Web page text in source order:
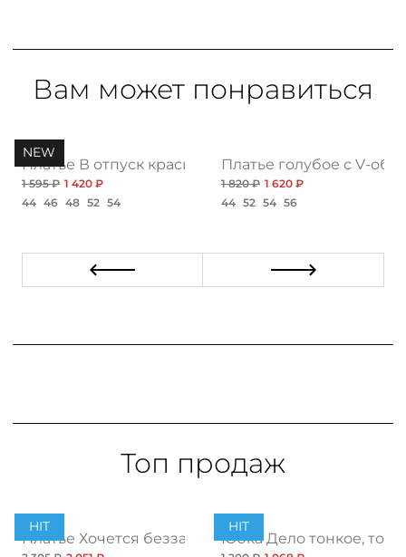
Вам может понравиться
NEW
Платье В отпуск красивой, найт нью
1 595 ₽ 1 420 ₽
44 46 48 52 54
Платье голубое с V-
1 820 ₽ 1 620 ₽
44 52 54 56
Топ продаж
HIT
Платье Хочется беззаботности, топ
HIT
Юбка Дело тонкое, топ